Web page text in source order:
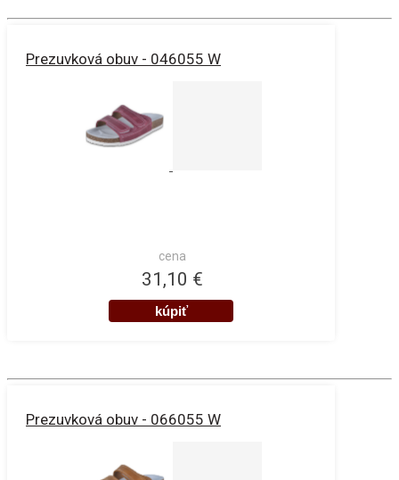
Prezuvková obuv - 046055 W
cena
31,10 €
Prezuvková obuv - 066055 W